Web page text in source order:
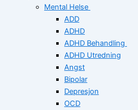
Mental Helse
ADD
ADHD
ADHD Behandling
ADHD Utredning
Angst
Bipolar
Depresjon
OCD